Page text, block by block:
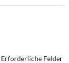
Erforderliche Felder